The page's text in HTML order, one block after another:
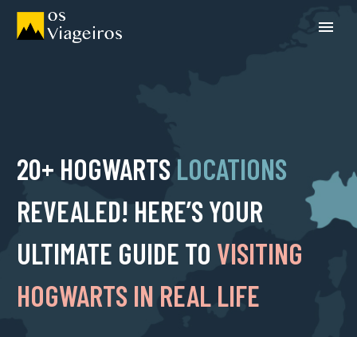
20+ HOGWARTS LOCATIONS
REVEALED! HERE’S YOUR
ULTIMATE GUIDE TO VISITING
HOGWARTS IN REAL LIFE